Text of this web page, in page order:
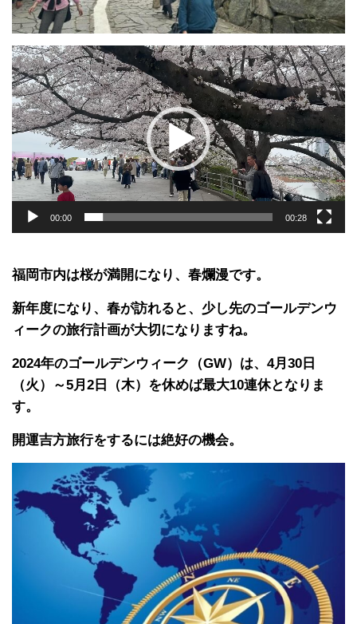
動
画
プ
レ
ー
ヤ
ー
00:00 00:28
福岡市内は桜が満開になり、春爛漫です。
新年度になり、春が訪れると、少し先のゴールデンウ
ィークの旅行計画が大切になりますね。
2024年のゴールデンウィーク（GW）は、4月30日
（火）～5月2日（木）を休めば最大10連休となりま
す。
開運吉方旅行をするには絶好の機会。